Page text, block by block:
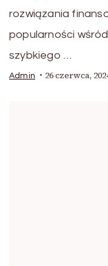
rozwiązania
popularności
szybkiego …
Admin 26 czerwca,